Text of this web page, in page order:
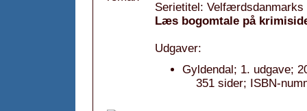
Serietitel: Velfærdsdanmarks
Læs bogomtale på
Udgaver:
Gyldendal; 1. udgave;
351 sider; ISBN-